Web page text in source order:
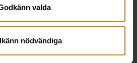
valda
nödvändiga
& skatt, Juridik